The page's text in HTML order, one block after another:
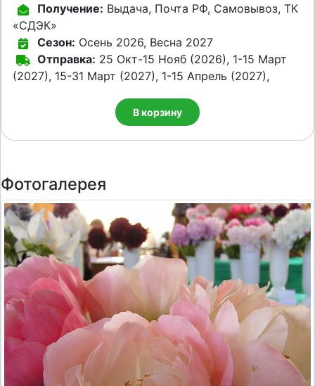
Получение: Выдача, Почта РФ, Самовывоз, ТК
«СДЭК»
Сезон: Осень 2026, Весна 2027
Отправка: 25 Окт-15 Нояб (2026), 1-15 Март
(2027), 15-31 Март (2027), 1-15 Апрель (2027),
В корзину
Фотогалерея